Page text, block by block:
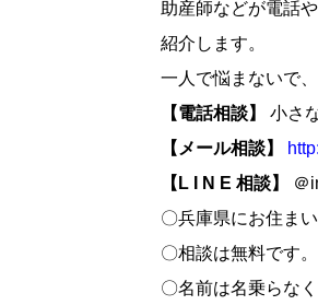
助産師などが電話
紹介します。
一人で悩まないで
【電話相談】
小さ
【メール相談】
【L I N E 相談】
＠
〇兵庫県にお住ま
〇相談は無料です
〇名前は名乗らな